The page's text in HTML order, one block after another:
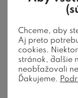
zľava
Chceme, aby
Aj preto
cookies.
stránok, ďalšie
neobťažovali
Ďakujeme.